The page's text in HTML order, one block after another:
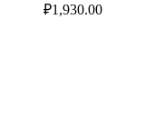
₽1,930.00